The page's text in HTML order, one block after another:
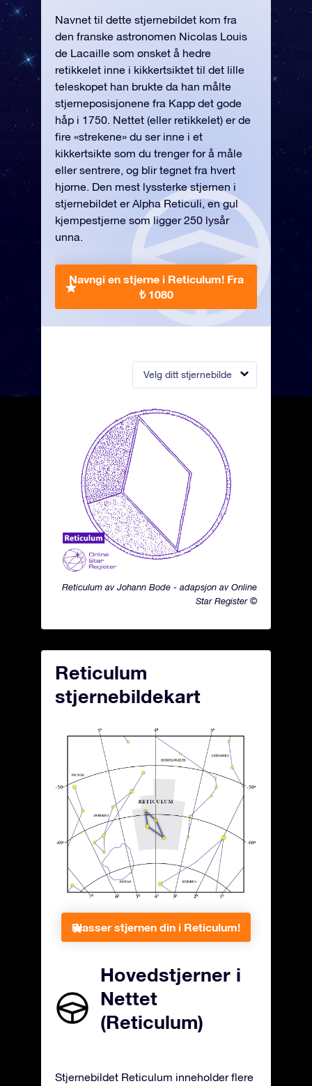
Velg ditt stjernebilde
Reticulum av Johann Bode - adapsjon av Online
Star Register ©
Navnet til dette stjernebildet kom fra
den franske astronomen Nicolas Louis
de Lacaille som ønsket å hedre
retikkelet inne i kikkertsiktet til det lille
teleskopet han brukte da han målte
stjerneposisjonene fra Kapp det gode
håp i 1750. Nettet (eller retikkelet) er de
fire «strekene» du ser inne i et
kikkertsikte som du trenger for å måle
eller sentrere, og blir tegnet fra hvert
hjørne. Den mest lyssterke stjernen i
stjernebildet er Alpha Reticuli, en gul
kjempestjerne som ligger 250 lysår
unna.
Navngi en stjerne i Reticulum! Fra
₺ 1080
Reticulum
stjernebildekart
Plasser stjernen din i Reticulum!
Hovedstjerner i
Nettet
(Reticulum)
Stjernebildet Reticulum inneholder flere